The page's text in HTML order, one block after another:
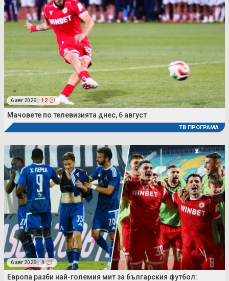
6 авг 2026 | 12
Мачовете по телевизията днес, 6 август
ТВ ПРОГРАМА
6 авг 2026 | 9
Европа разби най-големия мит за българския футбол: